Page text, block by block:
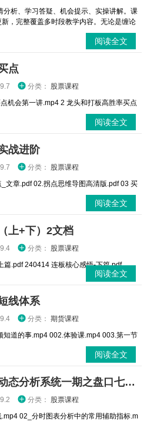
析、学习答疑、机会提示、实操讲解。课
，完整覆盖多时段教学内容。无论是缠论
阅读全文
点
分类： 股票课程
机会第一讲.mp4 2 龙头和打板高胜率买点
阅读全文
战进阶
分类： 股票课程
文章.pdf 02.拐点思维导图高清版.pdf 03 买
阅读全文
上+下）2文档
分类： 股票课程
篇.pdf 240414 连板核心感悟-下篇.pdf
阅读全文
线体系
分类： 期货课程
道的事.mp4 002.体验课.mp4 003.第一节
阅读全文
谭记恩 短兵相接—分时动态分析系统一期之盘口七种武器
分类： 股票课程
02_分时图表分析中的常用辅助指标.m